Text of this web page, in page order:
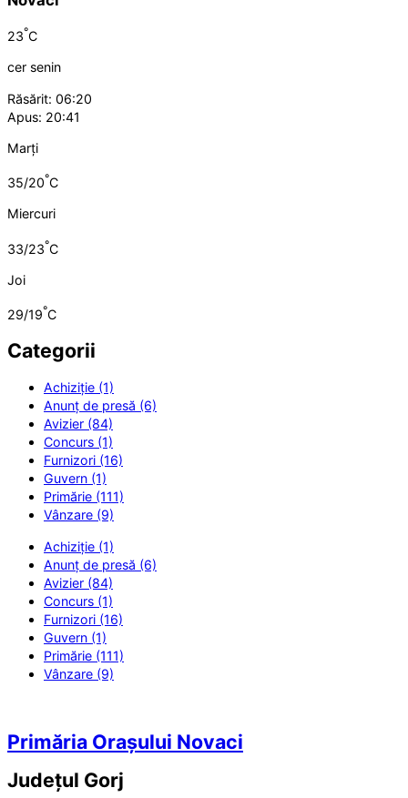
23°C
cer senin
Răsărit: 06:20
Apus: 20:41
Marți
35/20°C
Miercuri
33/23°C
Joi
29/19°C
Categorii
Achiziție (1)
Anunț de presă (6)
Avizier (84)
Concurs (1)
Furnizori (16)
Guvern (1)
Primărie (111)
Vânzare (9)
Achiziție (1)
Anunț de presă (6)
Avizier (84)
Concurs (1)
Furnizori (16)
Guvern (1)
Primărie (111)
Vânzare (9)
Primăria Orașului Novaci
Județul Gorj